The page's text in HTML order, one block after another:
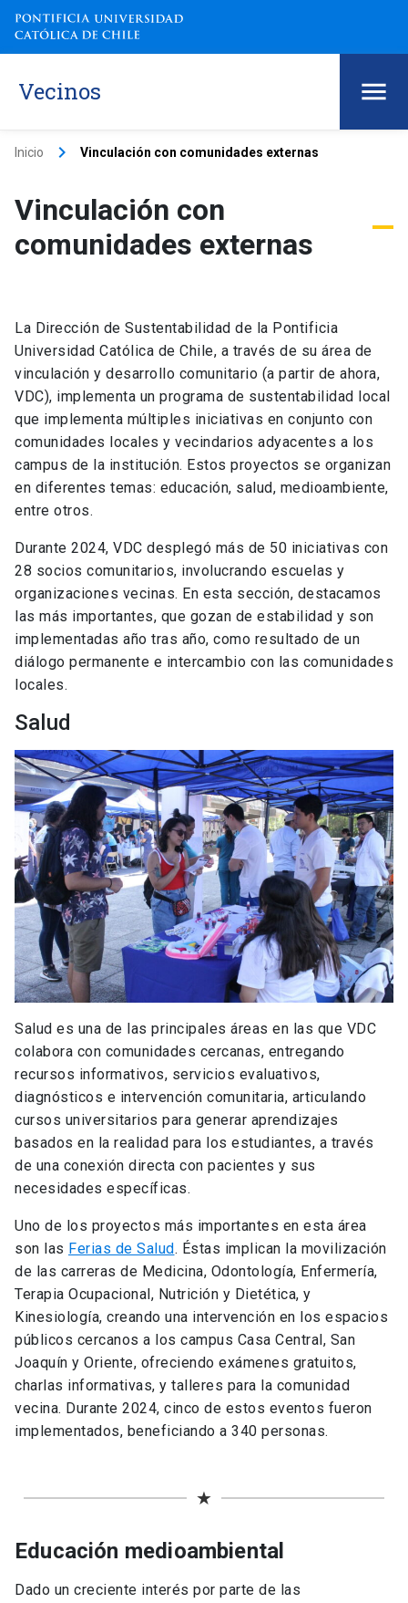
Vecinos
Inicio keyboard_arrow_right Vinculación con comunidades externas
Vinculación con
comunidades externas
La Dirección de Sustentabilidad de la Pontificia
Universidad Católica de Chile, a través de su área de
vinculación y desarrollo comunitario (a partir de ahora,
VDC), implementa un programa de sustentabilidad local
que implementa múltiples iniciativas en conjunto con
comunidades locales y vecindarios adyacentes a los
campus de la institución. Estos proyectos se organizan
en diferentes temas: educación, salud, medioambiente,
entre otros.
Durante 2024, VDC desplegó más de 50 iniciativas con
28 socios comunitarios, involucrando escuelas y
organizaciones vecinas. En esta sección, destacamos
las más importantes, que gozan de estabilidad y son
implementadas año tras año, como resultado de un
diálogo permanente e intercambio con las comunidades
locales.
Salud
Salud es una de las principales áreas en las que VDC
colabora con comunidades cercanas, entregando
recursos informativos, servicios evaluativos,
diagnósticos e intervención comunitaria, articulando
cursos universitarios para generar aprendizajes
basados en la realidad para los estudiantes, a través
de una conexión directa con pacientes y sus
necesidades específicas.
Uno de los proyectos más importantes en esta área
son las Ferias de Salud. Éstas implican la movilización
de las carreras de Medicina, Odontología, Enfermería,
Terapia Ocupacional, Nutrición y Dietética, y
Kinesiología, creando una intervención en los espacios
públicos cercanos a los campus Casa Central, San
Joaquín y Oriente, ofreciendo exámenes gratuitos,
charlas informativas, y talleres para la comunidad
vecina. Durante 2024, cinco de estos eventos fueron
implementados, beneficiando a 340 personas.
★
Educación medioambiental
Dado un creciente interés por parte de las